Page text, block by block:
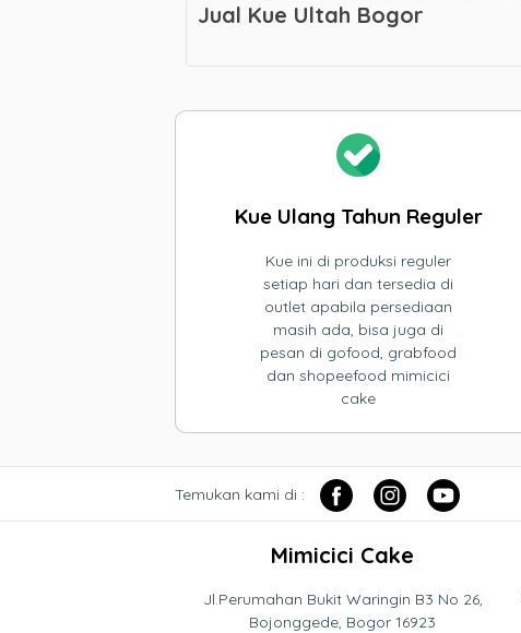
Jual Kue Ultah Bogor
Kue Ulang Tahun Reguler
Kue ini di produksi reguler
setiap hari dan tersedia di
outlet apabila persediaan
masih ada, bisa juga di
pesan di gofood, grabfood
dan shopeefood mimicici
cake
Temukan kami di :
Mimicici Cake
Jl.Perumahan Bukit Waringin B3 No 26,
Bojonggede, Bogor 16923